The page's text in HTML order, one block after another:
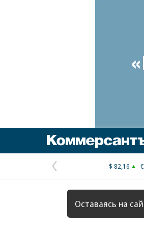
Предыдущая
страница
$ 82,16
Оставаясь на